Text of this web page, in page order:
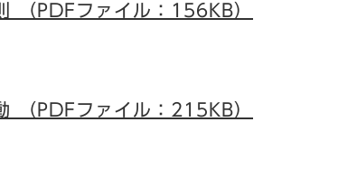
（PDFファイル：156KB）
（PDFファイル：215KB）